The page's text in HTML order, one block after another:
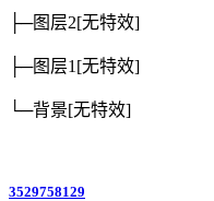
├─图层2[无特效]
├─图层1[无特效]
└─背景[无特效]
3529758129